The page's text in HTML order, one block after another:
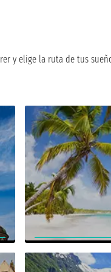
y elige la ruta de tus